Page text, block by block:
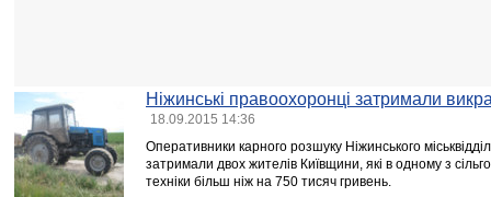
Ніжинські правоохоронці затримали
18.09.2015 14:36
Оперативники карного розшуку Ніжинського
затримали двох жителів Київщини, які в одному з
техніки більш ніж на 750 тисяч гривень.